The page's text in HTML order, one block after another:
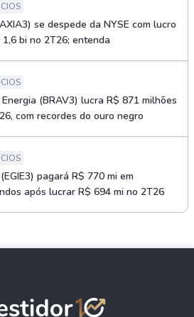
se despede da NYSE com lucro
1,6 bi no 2T26; entenda
(BRAV3) lucra R$ 871 milhões
com recordes do ouro negro
pagará R$ 770 mi em
após lucrar R$ 694 mi no 2T26